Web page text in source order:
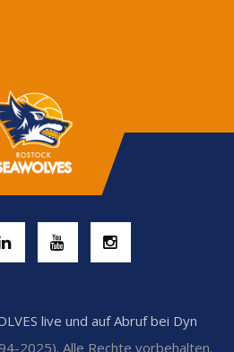
live und auf Abruf bei Dyn
2025). Alle Rechte vorbehalten.